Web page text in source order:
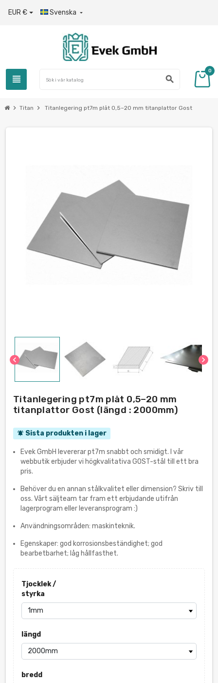
EUR € Svenska 
view_headline search
0
chevron_right Titan chevron_right Titanlegering pt7m plåt 0,5–20 mm titanplattor Gost
chevron_left chevron_right
Titanlegering pt7m plåt 0,5–20 mm
titanplattor Gost (längd : 2000mm)
notifications_active Sista produkten i lager
Evek GmbH levererar pt7m snabbt och smidigt. I vår
webbutik erbjuder vi högkvalitativa GOST-stål till ett bra
pris.
Behöver du en annan stålkvalitet eller dimension? Skriv till
oss. Vårt säljteam tar fram ett erbjudande utifrån
lagerprogram eller leveransprogram :)
Användningsområden: maskinteknik.
Egenskaper: god korrosionsbeständighet; god
bearbetbarhet; låg hållfasthet.
Tjocklek /
styrka
längd
bredd